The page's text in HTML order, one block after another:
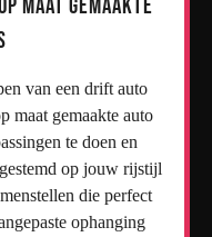
maat gemaakte
van een drift auto
maat gemaakte auto
te doen en
op jouw rijstijl
die perfect
ophanging